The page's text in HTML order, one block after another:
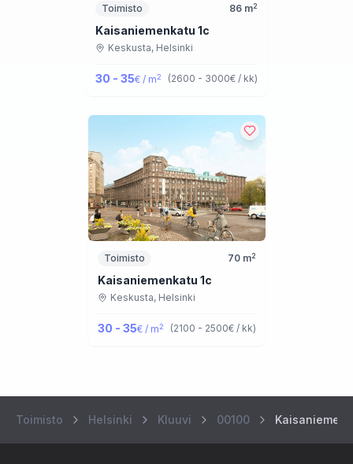
Toimisto 86 m2
Kaisaniemenkatu 1c
Keskusta, Helsinki
30 - 35€ / m2 (2600 - 3000€ / kk)
Toimisto 70m2
Kaisaniemenkatu 1c
Keskusta, Helsinki
30 - 35€ / m2 (2100 - 2500€ / kk)
Toimisto Helsinki Kluuvi 00100